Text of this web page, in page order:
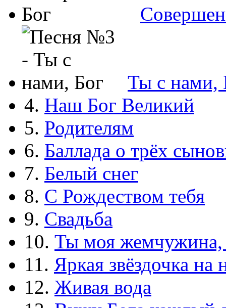
Ты с нами,
4. Наш Бог Великий
5. Родителям
6. Баллада о трёх
7. Белый снег
8. С Рождеством тебя
9. Свадьба
10. Ты моя жемчужина,
11. Яркая звёздочка на
12. Живая вода